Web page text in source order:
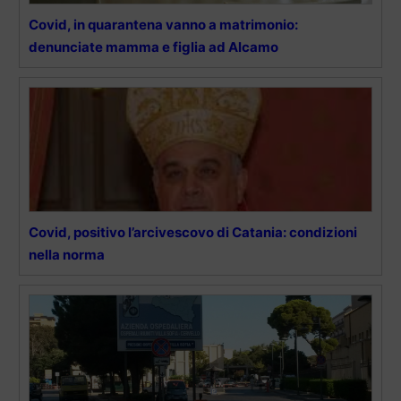
Covid, in quarantena vanno a matrimonio:
denunciate mamma e figlia ad Alcamo
Covid, positivo l’arcivescovo di Catania: condizioni
nella norma